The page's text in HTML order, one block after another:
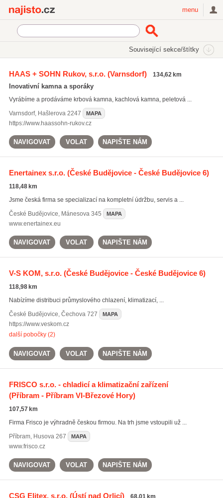
menu
Související sekce/štítky
tepelné výměníky(65)
topná technika (663)
HAAS + SOHN Rukov, s.r.o.(Varnsdorf) 134,62 km
Inovativní kamna a sporáky
Vyrábíme a prodáváme krbová kamna, kachlová kamna, peletová ...
Varnsdorf, Hašlerova 2247 MAPA
https://www.haassohn-rukov.cz
NAVIGOVAT VOLAT NAPIŠTE NÁM
Enertainex s.r.o.(České Budějovice - České Budějovice 6)
118,48 km
Jsme česká firma se specializací na kompletní údržbu, servis a ...
České Budějovice, Mánesova 345 MAPA
www.enertainex.eu
NAVIGOVAT VOLAT NAPIŠTE NÁM
V-S KOM, s.r.o.(České Budějovice - České Budějovice 6)
118,98 km
Nabízíme distribuci průmyslového chlazení, klimatizací, ...
České Budějovice, Čechova 727 MAPA
https://www.veskom.cz
další pobočky (2)
NAVIGOVAT VOLAT NAPIŠTE NÁM
FRISCO s.r.o. - chladicí a klimatizační zařízení
(Příbram - Příbram VI-Březové Hory)
107,57 km
Firma Frisco je výhradně českou firmou. Na trh jsme vstoupili už ...
Příbram, Husova 267 MAPA
www.frisco.cz
NAVIGOVAT VOLAT NAPIŠTE NÁM
CSG Elitex, s.r.o.(Ústí nad Orlicí) 68,01 km